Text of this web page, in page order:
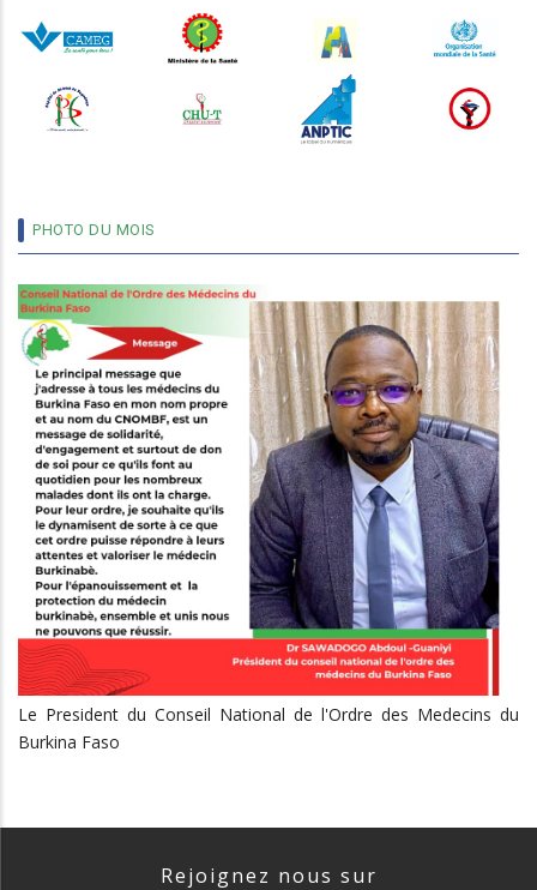
PHOTO DU MOIS
Le President du Conseil National de l'Ordre des Medecins du
Burkina Faso
Rejoignez nous sur